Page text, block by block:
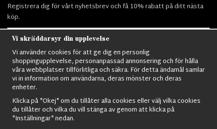
Registrera dig för vårt nyhetsbrev och få 10% rabatt på ditt nästa
köp.
Prenumerera
Nordens största utbud avMilitärkläder,M90 kläder,Militärtöverskott,
Militärutrustning,Ordningsvakt utrustning,
Vi skräddarsyr din upplevelse
Vi använder cookies för att ge dig en personlig
shoppingupplevelse, personanpassad annonsering och för hålla
våra webbplatser tillförlitliga och säkra. För detta ändamål samlar
vi in information om användarna, deras mönster och deras
enheter.
Klicka på "Okej" om du tillåter alla cookies eller välj vilka cookies
du tillåter och vilka du vill stänga av genom att klicka på
"Inställningar" nedan.